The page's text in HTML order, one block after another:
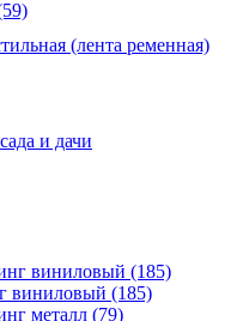
(лента ременная)
и дачи
виниловый (185)